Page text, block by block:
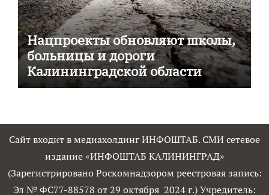
Нацпроекты обновляют школы,
больницы и дороги
Калининградской области
Сайт входит в медиахолдинг ИНФОШТАБ. СМИ сетевое
издание «ИНФОШТАБ КАЛИНИНГРАД»
(Зарегистрировано Роскомнадзором реестровая запись:
Эл № ФС77-88578 от 29 октября 2024 г.) Учредитель: